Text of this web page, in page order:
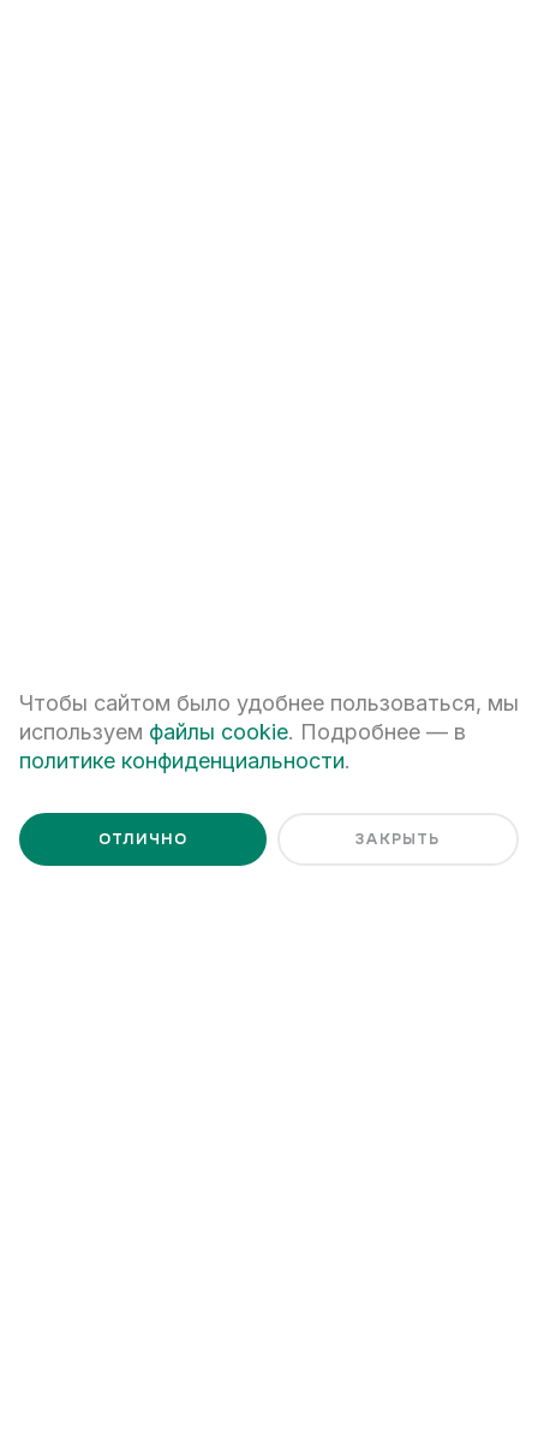
Я ознакомлен с
Политикой обработки персональных данных
Чтобы сайтом было удобнее пользоваться, мы
используем файлы cookie. Подробнее — в
политике конфиденциальности.
ОТЛИЧНО ЗАКРЫТЬ